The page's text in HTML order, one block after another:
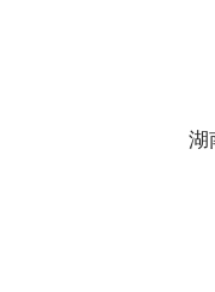
湖南兴湘氟